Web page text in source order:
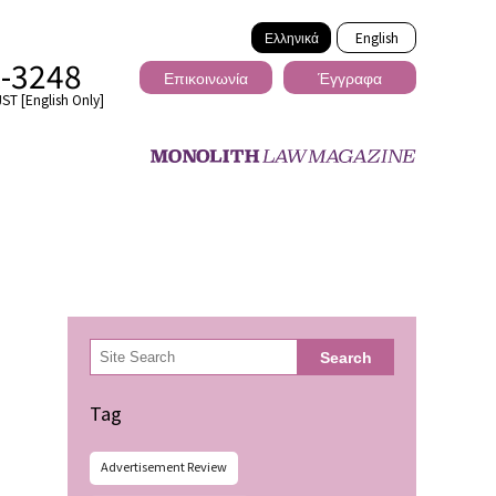
Ελληνικά English
3248
[English Only]
Επικοινωνία Έγγραφα
検
索 Search
Tag
Advertisement Review